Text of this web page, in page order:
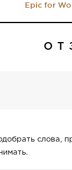
Epic for
слова,